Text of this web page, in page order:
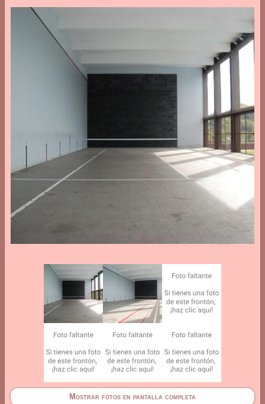
Mostrar fotos en pantalla completa